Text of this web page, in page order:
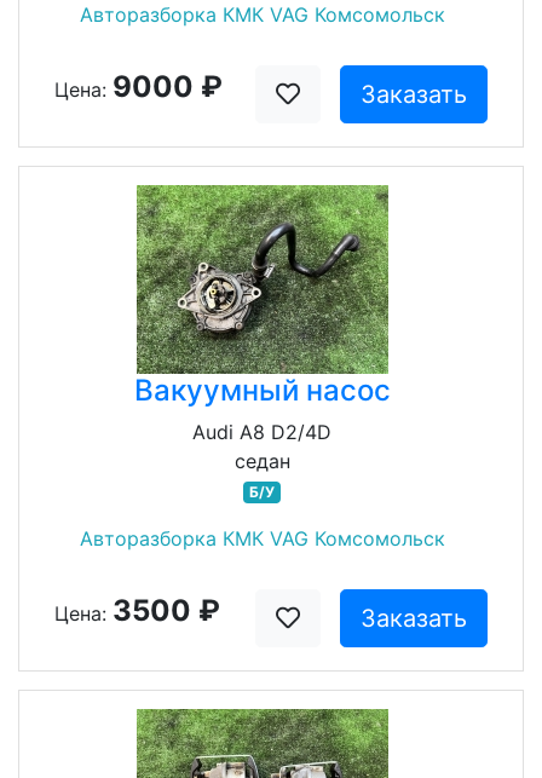
Авторазборка КМК VAG Комсомольск
Цена: 9000 ₽ Заказать
Вакуумный насос
Audi A8 D2/4D
седан
Б/У
Авторазборка КМК VAG Комсомольск
Цена: 3500 ₽ Заказать